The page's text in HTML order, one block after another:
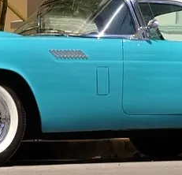
Effektiv
At holde bilens interiør rent
kan det gøres både hurtigt og
have det…
Læs mere